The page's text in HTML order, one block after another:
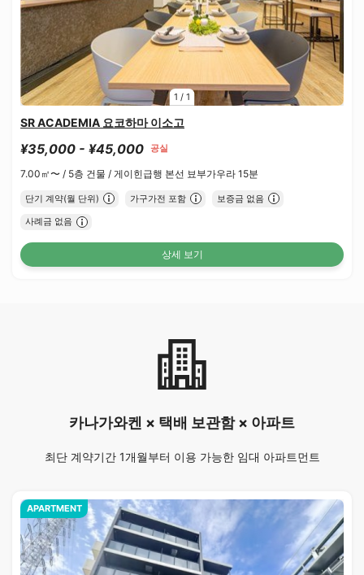
1 / 1
SR ACADEMIA 요코하마 이소고
¥35,000 - ¥45,000 공실
7.00㎡〜 / 5층 건물 / 게이힌급행 본선 뵤부가우라 15분
단기 계약(월 단위) 가구가전 포함 보증금 없음
사례금 없음
상세 보기
카나가와켄 × 택배 보관함 × 아파트
최단 계약기간 1개월부터 이용 가능한 임대 아파트먼트
APARTMENT